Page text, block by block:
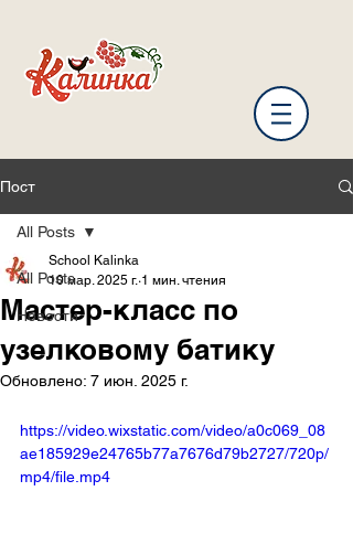
Пост
All Posts
Новости
All Posts
Мастер-класс по
узелковому батику
School Kalinka
10 мар. 2025 г. 1 мин. чтения
Обновлено: 7 июн. 2025 г.
https://video.wixstatic.com/video/a0c069_08
ae185929e24765b77a7676d79b2727/720p/
mp4/file.mp4